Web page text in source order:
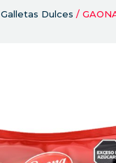
Galletas Dulces /